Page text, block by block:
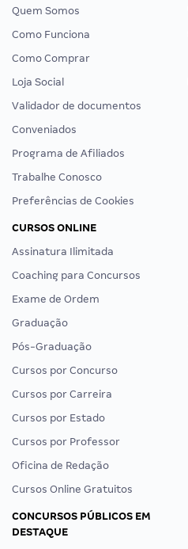
Quem Somos
Como Funciona
Como Comprar
Loja Social
Validador de documentos
Conveniados
Programa de Afiliados
Trabalhe Conosco
Preferências de Cookies
CURSOS ONLINE
Assinatura Ilimitada
Coaching para Concursos
Exame de Ordem
Graduação
Pós-Graduação
Cursos por Concurso
Cursos por Carreira
Cursos por Estado
Cursos por Professor
Oficina de Redação
Cursos Online Gratuitos
CONCURSOS PÚBLICOS EM
DESTAQUE